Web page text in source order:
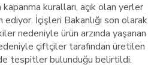
kuralları, açık olan yerler
İçişleri Bakanlığı son olarak
nedeniyle ürün arzında yaşanan
çiftçiler tarafından üretilen
tespitler bulunduğu belirtildi.